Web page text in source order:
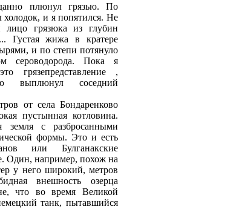
плюнул грязью. По
холодок, и я попятился. Не
лицо грязюка из глубин
Густая жижа в кратере
и по степи потянуло
сероводорода. Пока я
грязепредставление ,
выплюнул соседний
от села Бондаренково
пустынная котловина.
земля с разбросанными
формы. Это и есть
или Булганакские
Один, например, похож на
у него широкий, метров
внешность озерца
что во время Великой
танк, пытавшийся